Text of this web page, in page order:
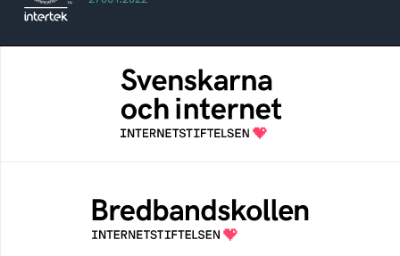
Svenskarna och internet
En årlig studie av svenska folkets
internetvanor
Bredbandskollen är ett oberoende
konsumentverktyg som drivs av
Internetstiftelsen